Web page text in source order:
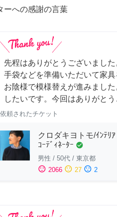
ーへの感謝の言葉
先程はありがとうございまし
手袋などを準備いただいて家
お陰様で模様替えが進みまし
したいです。今回はありがとう
依頼されたチケット
クロダキヨトモ/ｲﾝﾃﾘｱ
ｺｰﾃﾞｨﾈｰﾀｰ check_circle
男性 / 50代 / 東京都
sentiment_satisfied 2066 sentiment_neutral 27 sentiment_dissatisfied 2